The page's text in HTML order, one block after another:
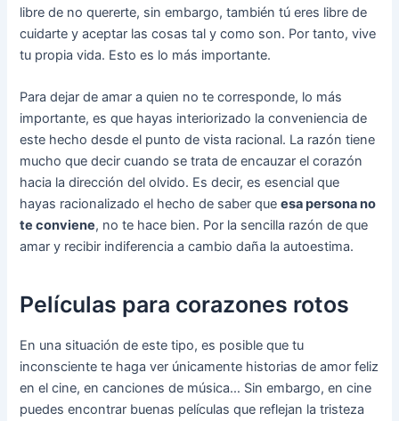
libre de no quererte, sin embargo, también tú eres libre de
cuidarte y aceptar las cosas tal y como son. Por tanto, vive
tu propia vida. Esto es lo más importante.
Para dejar de amar a quien no te corresponde, lo más
importante, es que hayas interiorizado la conveniencia de
este hecho desde el punto de vista racional. La razón tiene
mucho que decir cuando se trata de encauzar el corazón
hacia la dirección del olvido. Es decir, es esencial que
hayas racionalizado el hecho de saber queesa persona no
te conviene, no te hace bien. Por la sencilla razón de que
amar y recibir indiferencia a cambio daña la autoestima.
Películas para corazones rotos
En una situación de este tipo, es posible que tu
inconsciente te haga ver únicamente historias de amor feliz
en el cine, en canciones de música… Sin embargo, en cine
puedes encontrar buenas películas que reflejan la tristeza